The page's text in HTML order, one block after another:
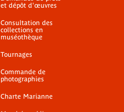
et dépôt d'œuvres
Consultation des
collections en
muséothèque
Tournages
Commande de
photographies
Charte Marianne